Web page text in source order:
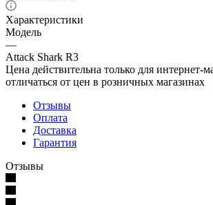
Характеристики
Модель
—
Attack Shark R3
Цена действительна только для интернет-
отличаться от цен в розничных магазинах
Отзывы
Оплата
Доставка
Гарантия
Отзывы